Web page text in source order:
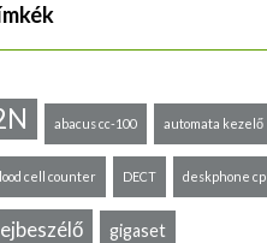
abacus cc-100 automata kezelő
cell counter DECT deskphone cp
gigaset